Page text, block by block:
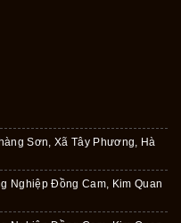
Sơn, Xã Tây Phương, Hà
Nghiệp Đồng Cam, Kim Quan